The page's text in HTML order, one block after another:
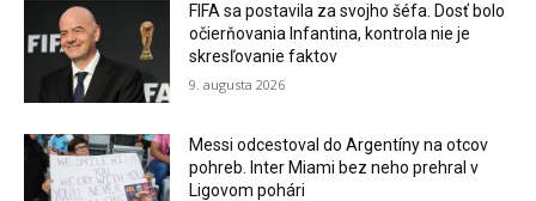
FIFA sa postavila za svojho šéfa. Dosť bolo
očierňovania Infantina, kontrola nie je
skresľovanie faktov
9. augusta 2026
Messi odcestoval do Argentíny na otcov
pohreb. Inter Miami bez neho prehral v
Ligovom pohári